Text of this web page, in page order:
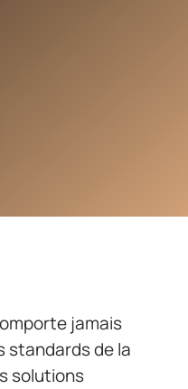
jamais
standards de la
solutions